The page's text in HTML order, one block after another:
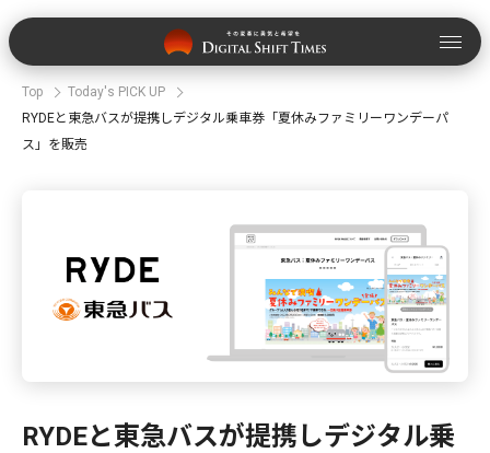
Top
Today's PICK UP
RYDEと東急バスが提携しデジタル乗車券「夏休みファミリーワンデーパ
ス」を販売
RYDEと東急バスが提携しデジタル乗